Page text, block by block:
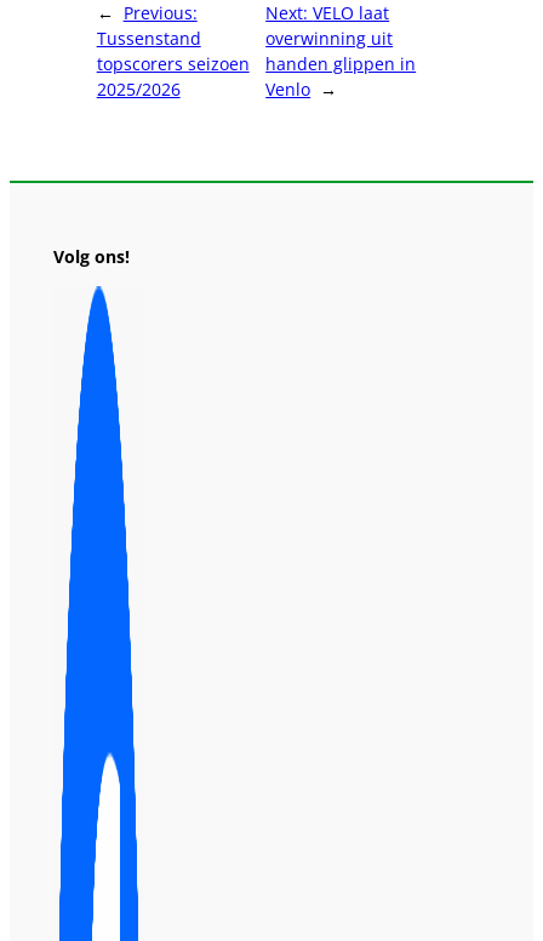
← Previous:
Tussenstand
topscorers seizoen
2025/2026
Next:VELO laat
overwinning uit
handen glippen in
Venlo →
Volg ons!